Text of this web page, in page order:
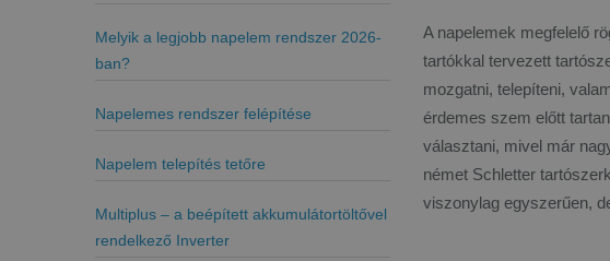
Melyik a legjobb napelem rendszer 2026-
ban?
Napelemes rendszer felépítése
Napelem telepítés tetőre
Multiplus – a beépített akkumulátortöltővel
rendelkező Inverter
A napelemek megfelelő
tartókkal tervezett
mozgatni, telepíteni,
érdemes szem előtt
választani, mivel már
német Schletter
viszonylag egyszerűen,